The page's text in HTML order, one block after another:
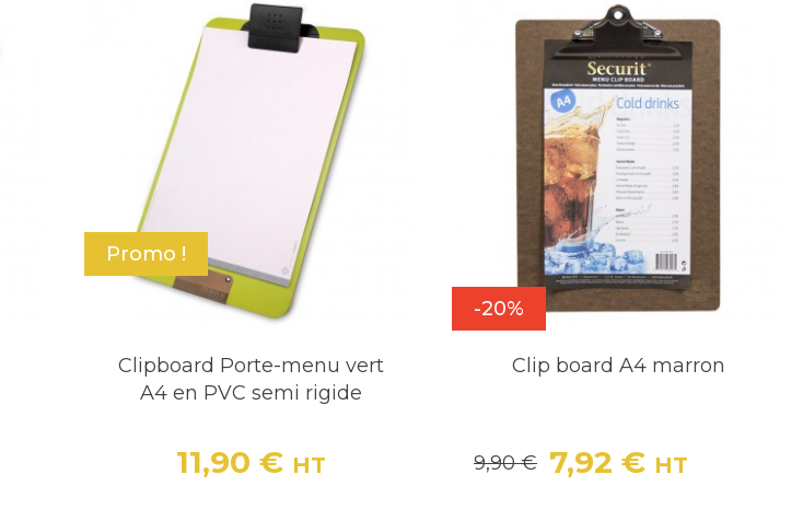
Promo !
Clipboard Porte-menu vert
A4 en PVC semi rigide
Prix
11,90 € HT
-20%
Clip board A4 marron
Prix
7,92 € HT
Prix de base
9,90 €